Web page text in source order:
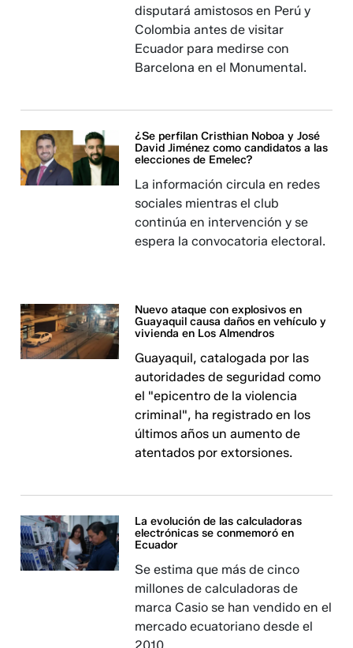
disputará amistosos en Perú y
Colombia antes de visitar
Ecuador para medirse con
Barcelona en el Monumental.
¿Se perfilan Cristhian Noboa y José
David Jiménez como candidatos a las
elecciones de Emelec?
La información circula en redes
sociales mientras el club
continúa en intervención y se
espera la convocatoria electoral.
Nuevo ataque con explosivos en
Guayaquil causa daños en vehículo y
vivienda en Los Almendros
Guayaquil, catalogada por las
autoridades de seguridad como
el "epicentro de la violencia
criminal", ha registrado en los
últimos años un aumento de
atentados por extorsiones.
La evolución de las calculadoras
electrónicas se conmemoró en
Ecuador
Se estima que más de cinco
millones de calculadoras de
marca Casio se han vendido en el
mercado ecuatoriano desde el